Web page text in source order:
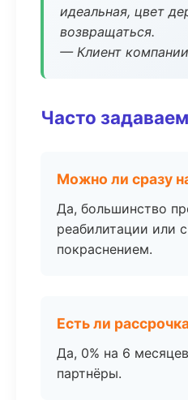
идеальная, цвет
возвращаться.
— Клиент компании
Часто
Можно ли сразу
Да, большинство
реабилитации или
покраснением.
Есть ли
Да, 0% на 6
партнёры.